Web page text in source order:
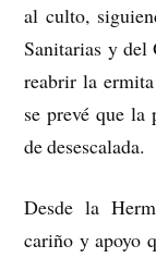
al culto,
Sanitarias y del
reabrir la
se prevé que la
de desescalada.
Desde la
cariño y apoyo